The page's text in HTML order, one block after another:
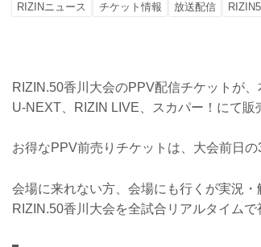
RIZINニュース チケット情報 放送配信
RIZIN.50香川大会のPPV配信チケットが
U-NEXT、RIZIN LIVE、スカパー！にて販
お得なPPV前売りチケットは、大会前日
会場に来れない方、会場にも行くが実況
RIZIN.50香川大会を全試合リアルタイムで